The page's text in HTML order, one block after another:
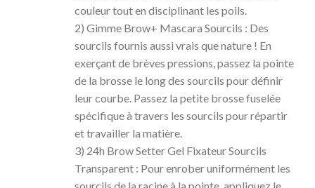
couleur tout en disciplinant les poils.
2) Gimme Brow+ Mascara Sourcils : Des
sourcils fournis aussi vrais que nature ! En
exerçant de brèves pressions, passez la pointe
de la brosse le long des sourcils pour définir
leur courbe. Passez la petite brosse fuselée
spécifique à travers les sourcils pour répartir
et travailler la matière.
3) 24h Brow Setter Gel Fixateur Sourcils
Transparent : Pour enrober uniformément les